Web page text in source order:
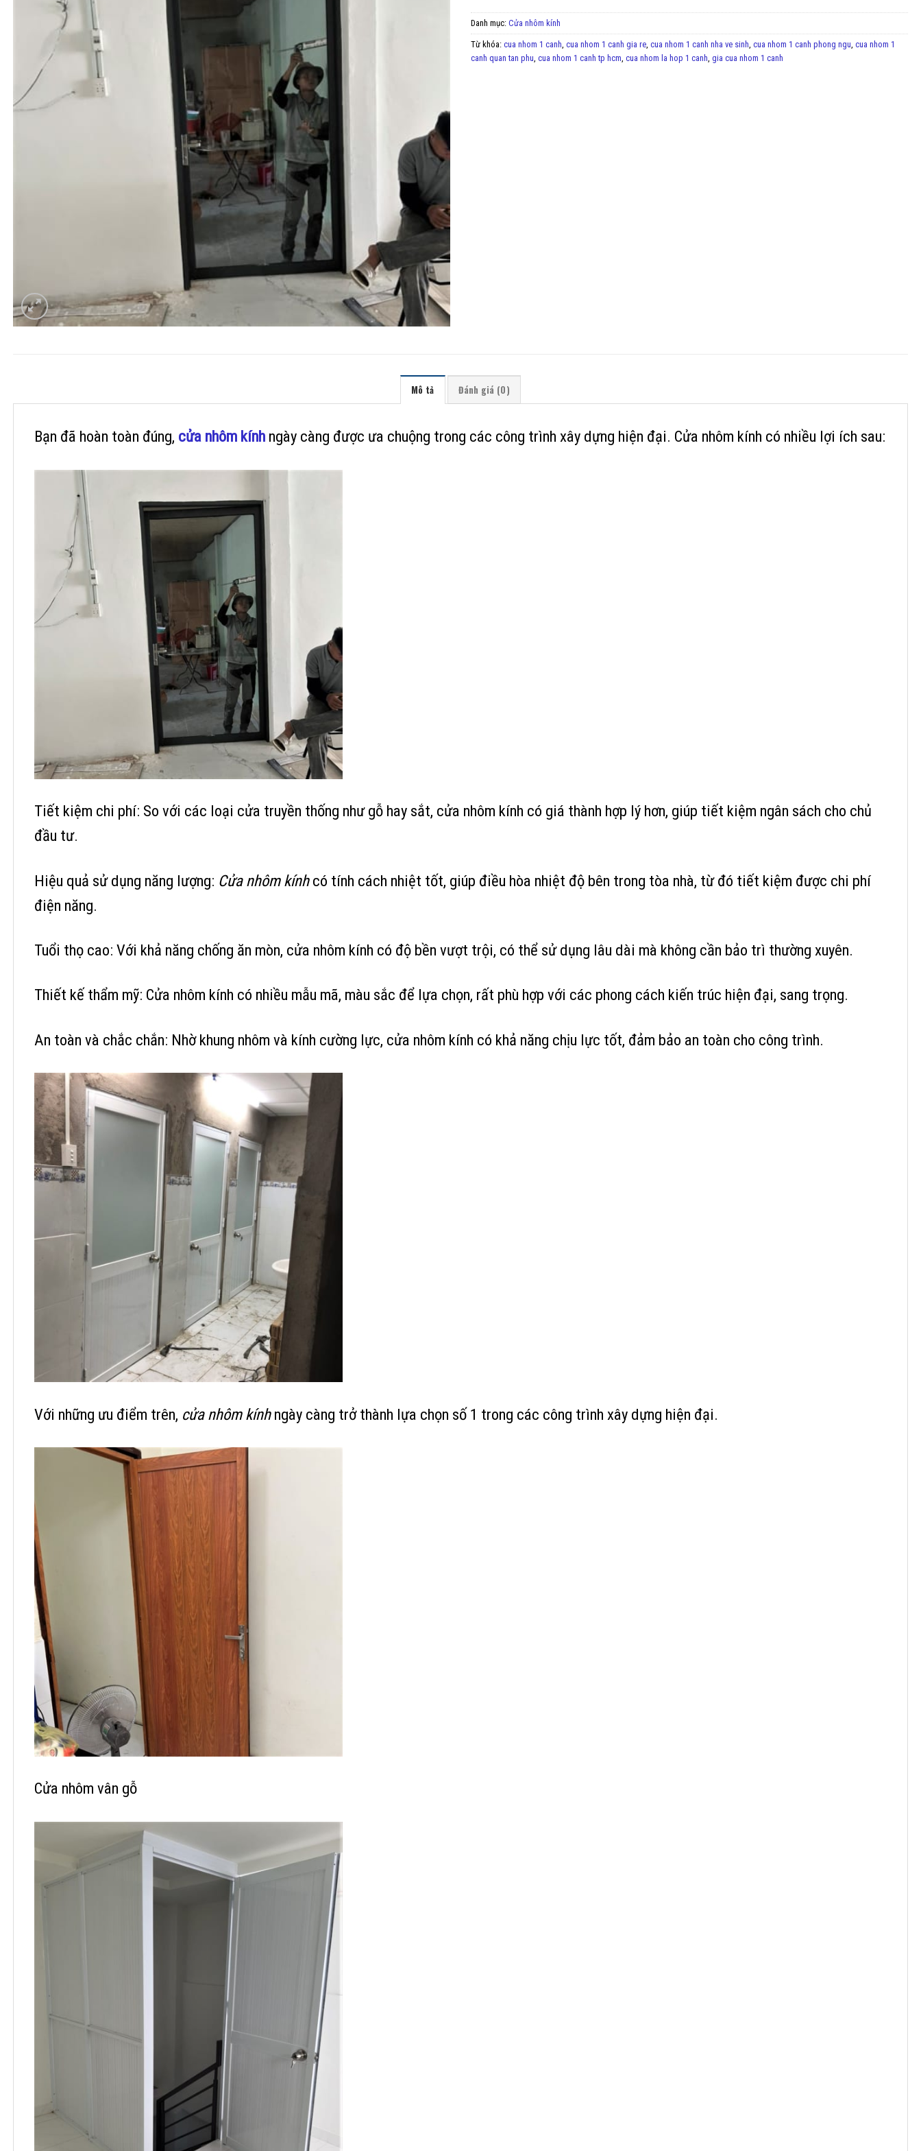
Danh mục: Cửa nhôm kính
Từ khóa: cua nhom 1 canh, cua nhom 1 canh gia re, cua nhom 1 canh nha ve sinh, cua nhom 1 canh phong ngu, cua nhom 1
canh quan tan phu, cua nhom 1 canh tp hcm, cua nhom la hop 1 canh, gia cua nhom 1 canh
Mô tả Đánh giá (0)
Bạn đã hoàn toàn đúng, cửa nhôm kính ngày càng được ưa chuộng trong các công trình xây dựng hiện đại. Cửa nhôm kính có nhiều lợi ích sau:
Tiết kiệm chi phí: So với các loại cửa truyền thống như gỗ hay sắt, cửa nhôm kính có giá thành hợp lý hơn, giúp tiết kiệm ngân sách cho chủ
đầu tư.
Hiệu quả sử dụng năng lượng: Cửa nhôm kínhcó tính cách nhiệt tốt, giúp điều hòa nhiệt độ bên trong tòa nhà, từ đó tiết kiệm được chi phí
điện năng.
Tuổi thọ cao: Với khả năng chống ăn mòn, cửa nhôm kính có độ bền vượt trội, có thể sử dụng lâu dài mà không cần bảo trì thường xuyên.
Thiết kế thẩm mỹ: Cửa nhôm kính có nhiều mẫu mã, màu sắc để lựa chọn, rất phù hợp với các phong cách kiến trúc hiện đại, sang trọng.
An toàn và chắc chắn: Nhờ khung nhôm và kính cường lực, cửa nhôm kính có khả năng chịu lực tốt, đảm bảo an toàn cho công trình.
Với những ưu điểm trên, cửa nhôm kínhngày càng trở thành lựa chọn số 1 trong các công trình xây dựng hiện đại.
Cửa nhôm vân gỗ